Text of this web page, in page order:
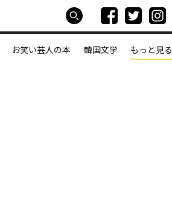
お笑い芸人の本 韓国文学 もっと見る